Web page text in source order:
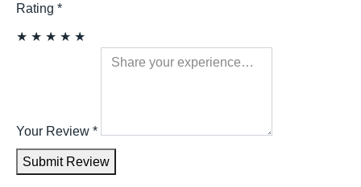
Rating *
★ ★ ★ ★ ★
Your Review *
Submit Review